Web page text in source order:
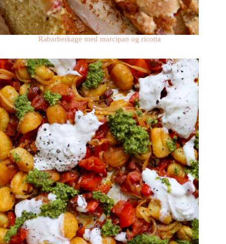
Rabarberkage med marcipan og ricotta